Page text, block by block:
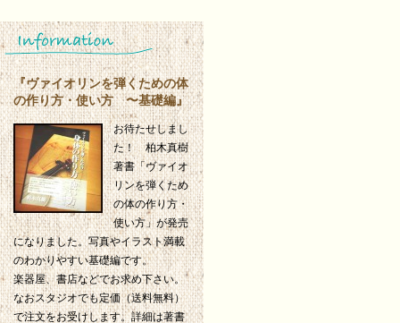
『ヴァイオリンを弾くための体
の作り方・使い方 〜基礎編』
お待たせしまし
た！ 柏木真樹
著書「ヴァイオ
リンを弾くため
の体の作り方・
使い方」が発売
になりました。写真やイラスト満載
のわかりやすい基礎編です。
楽器屋、書店などでお求め下さい。
なおスタジオでも定価（送料無料）
で注文をお受けします。詳細は著書